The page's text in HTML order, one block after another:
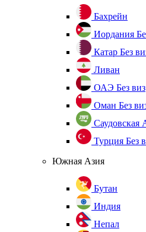
Бахрейн
Иордания
Катар Без
Ливан
ОАЭ Без виз
Оман Без
Саудовская
Турция Без
Южная Азия
Бутан
Индия
Непал